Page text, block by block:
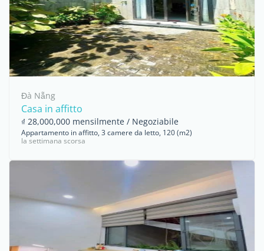
Đà Nẵng
Casa in affitto
₫ 28,000,000 mensilmente / Negoziabile
Appartamento in affitto, 3 camere da letto, 120 (m2)
la settimana scorsa